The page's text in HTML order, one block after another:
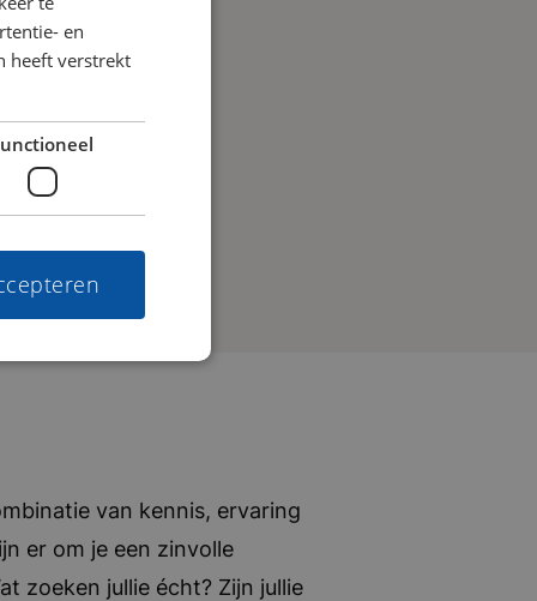
van kennis, ervaring
er om je een zinvolle
zoeken jullie écht? Zijn jullie
en
heeft verstrekt